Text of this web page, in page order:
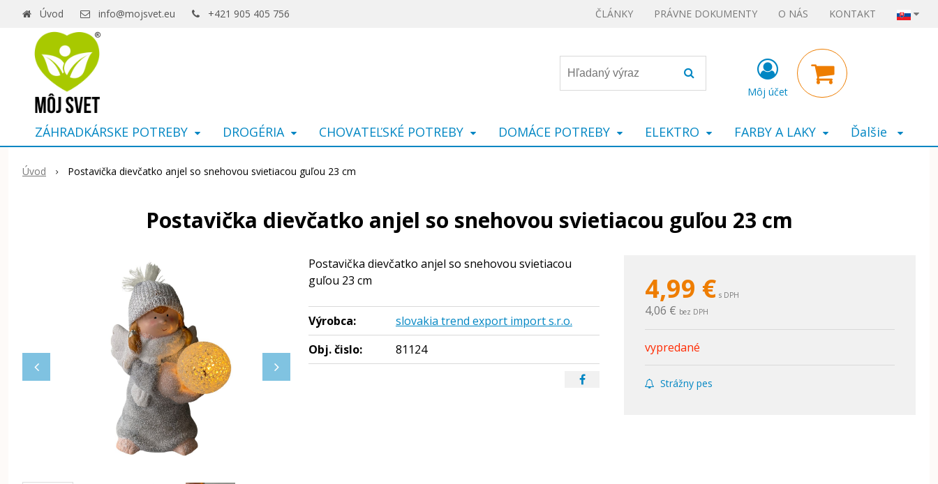
Úvod info@mojsvet.eu +421 905 405 756 ČLÁNKY PRÁVNE DOKUMENTY O NÁS KONTAKT
Môj účet
ZÁHRADKÁRSKE POTREBY DROGÉRIA CHOVATEĽSKÉ POTREBY DOMÁCE POTREBY ELEKTRO FARBY A LAKY Ďalšie
Úvod Postavička dievčatko anjel so snehovou svietiacou guľou 23 cm
Postavička dievčatko anjel so snehovou svietiacou guľou 23 cm
4,99 € s DPH
4,06 € bez DPH
vypredané
Strážny pes
Postavička dievčatko anjel so snehovou svietiacou
guľou 23 cm
Výrobca:
slovakia trend export import s.r.o.
Obj. čislo:
81124